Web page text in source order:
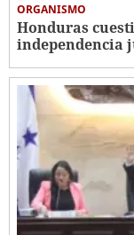
ORGANISMO
Honduras
independencia